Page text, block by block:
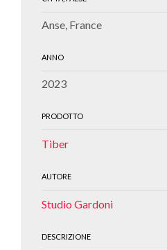
Anse, France
ANNO
2023
PRODOTTO
Tiber
AUTORE
Studio Gardoni
DESCRIZIONE